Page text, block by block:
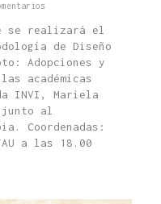
se realizará el
de Diseño
Adopciones y
académicas
INVI, Mariela
junto al
Coordenadas:
a las 18.00